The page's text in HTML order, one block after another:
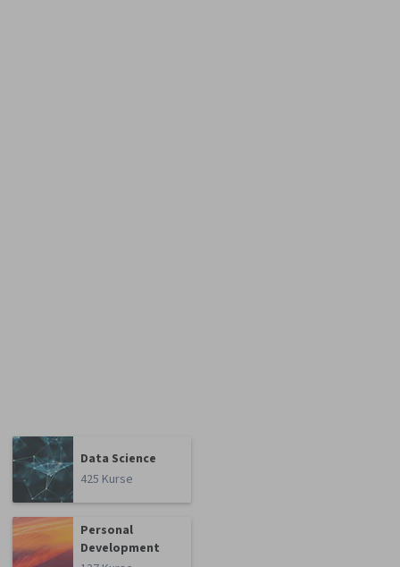
Data Science
425 Kurse
Personal
Development